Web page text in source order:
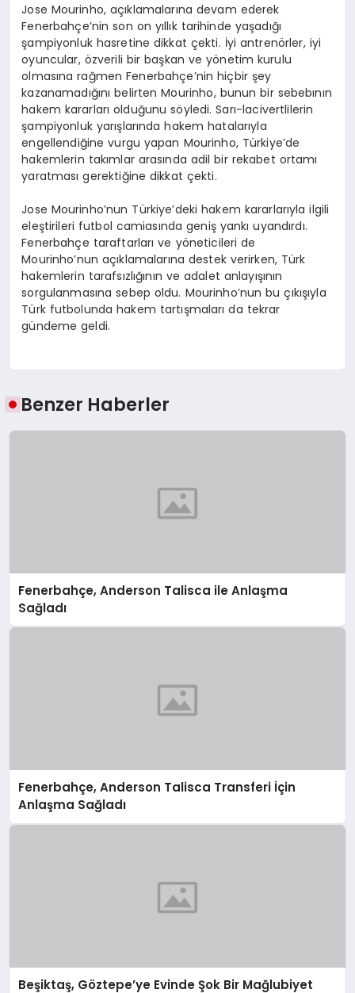
Jose Mourinho, açıklamalarına devam ederek
Fenerbahçe’nin son on yıllık tarihinde yaşadığı
şampiyonluk hasretine dikkat çekti. İyi antrenörler, iyi
oyuncular, özverili bir başkan ve yönetim kurulu
olmasına rağmen Fenerbahçe’nin hiçbir şey
kazanamadığını belirten Mourinho, bunun bir sebebının
hakem kararları olduğunu söyledi. Sarı-lacivertlilerin
şampiyonluk yarışlarında hakem hatalarıyla
engellendiğine vurgu yapan Mourinho, Türkiye’de
hakemlerin takımlar arasında adil bir rekabet ortamı
yaratması gerektiğine dikkat çekti.
Jose Mourinho’nun Türkiye’deki hakem kararlarıyla ilgili
eleştirileri futbol camiasında geniş yankı uyandırdı.
Fenerbahçe taraftarları ve yöneticileri de
Mourinho’nun açıklamalarına destek verirken, Türk
hakemlerin tarafsızlığının ve adalet anlayışının
sorgulanmasına sebep oldu. Mourinho’nun bu çıkışıyla
Türk futbolunda hakem tartışmaları da tekrar
gündeme geldi.
Benzer Haberler
Fenerbahçe, Anderson Talisca ile Anlaşma
Sağladı
Fenerbahçe, Anderson Talisca Transferi İçin
Anlaşma Sağladı
Beşiktaş, Göztepe’ye Evinde Şok Bir Mağlubiyet